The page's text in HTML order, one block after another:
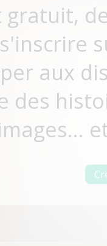
gratuit,
aux
des